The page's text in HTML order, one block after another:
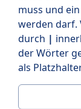
muss und ein
werden darf.
durch |
der Wörter
als